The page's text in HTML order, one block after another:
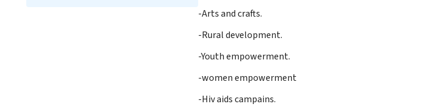
-Arts and crafts.
-Rural development.
-Youth empowerment.
-women empowerment
-Hiv aids campains.